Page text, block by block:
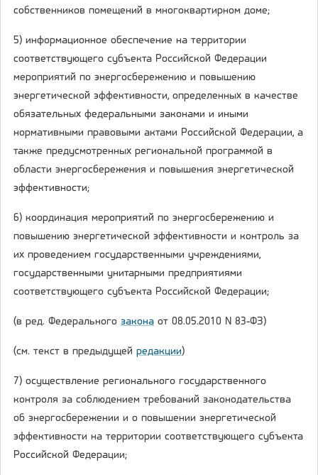
собственников помещений в многоквартирном доме;
5) информационное обеспечение на территории
соответствующего субъекта Российской Федерации
мероприятий по энергосбережению и повышению
энергетической эффективности, определенных в качестве
обязательных федеральными законами и иными
нормативными правовыми актами Российской Федерации, а
также предусмотренных региональной программой в
области энергосбережения и повышения энергетической
эффективности;
6) координация мероприятий по энергосбережению и
повышению энергетической эффективности и контроль за
их проведением государственными учреждениями,
государственными унитарными предприятиями
соответствующего субъекта Российской Федерации;
(в ред. Федерального закона от 08.05.2010 N 83-ФЗ)
(см. текст в предыдущей редакции)
7) осуществление регионального государственного
контроля за соблюдением требований законодательства
об энергосбережении и о повышении энергетической
эффективности на территории соответствующего субъекта
Российской Федерации;